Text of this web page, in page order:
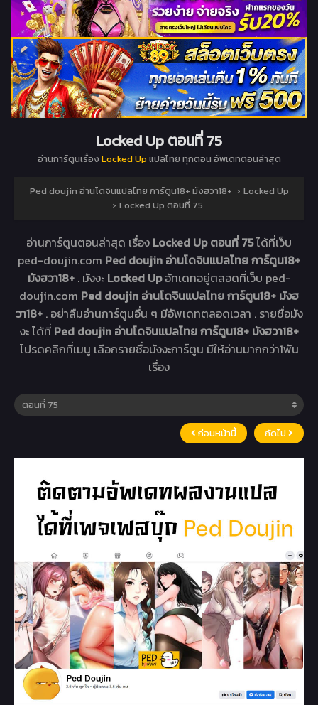
Locked Up ตอนที่ 75
อ่านการ์ตูนเรื่อง Locked Up แปลไทย ทุกตอน อัพเดทตอนล่าสุด
Ped doujin อ่านโดจินแปลไทย การ์ตูน18+ มังฮวา18+ › Locked Up
› Locked Up ตอนที่ 75
อ่านการ์ตูนตอนล่าสุด เรื่อง Locked Up ตอนที่ 75ได้ที่เว็บ
ped-doujin.com Ped doujin อ่านโดจินแปลไทย การ์ตูน18+
มังฮวา18+ . มังงะ Locked Upอัทเดทอยู่ตลอดที่เว็บ ped-
doujin.com Ped doujin อ่านโดจินแปลไทย การ์ตูน18+ มังฮ
วา18+ . อย่าลืมอ่านการ์ตูนอื่น ๆ มีอัพเดทตลอดเวลา . รายชื่อมัง
งะ ได้ที่ Ped doujin อ่านโดจินแปลไทย การ์ตูน18+ มังฮวา18+
โปรดคลิกที่เมนู เลือกรายชื่อมังงะการ์ตูน มีให้อ่านมากกว่า1พัน
เรื่อง
ก่อนหน้านี้ ถัดไป